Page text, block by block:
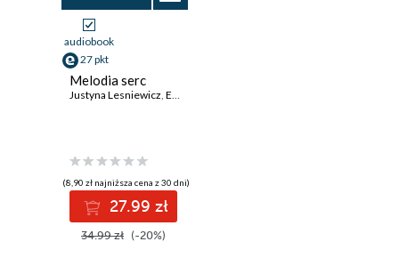
audiobook
27 pkt
Melodia serc
Justyna Lesniewicz, Ewelina Nawara
(8,90 zł najniższa cena z 30 dni)
27.99 zł
34.99 zł (-20%)